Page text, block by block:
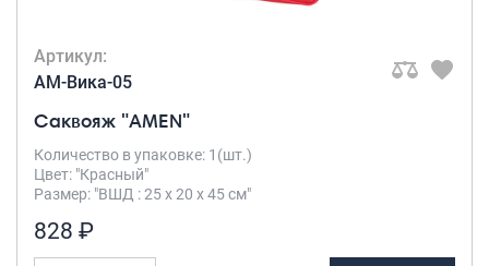
Артикул:
AM-Вика-05
Саквояж "AMEN"
Количество в упаковке: 1(шт.)
Цвет: "Красный"
Размер: "ВШД : 25 х 20 х 45 см"
828 ₽